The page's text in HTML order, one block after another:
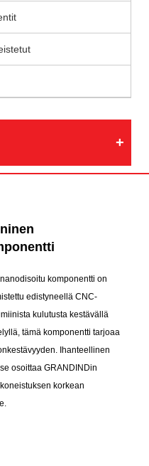
komponentti on
edistyneellä CNC-
kulutusta kestävällä
tämä komponentti tarjoaa
Ihanteellinen
osoittaa GRANDINDin
korkean